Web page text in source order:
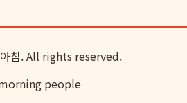
침. All rights reserved.
people